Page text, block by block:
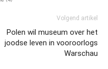
Volgend artikel
Polen wil museum over het
joodse leven in vooroorlogs
Warschau